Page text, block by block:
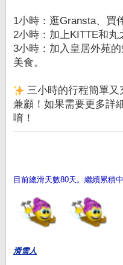
1小時：逛Gransta、買
2小時：加上KITTE和丸
3小時：加入皇居外苑
美食。
三小時的行程簡單
兼顧！如果需要更多詳
唷！
目前總滑天數80天。繼續累積中
滑雪人